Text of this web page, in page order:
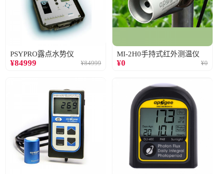
PSYPRO露点水势仪
¥84999 ¥84999
MI-2H0手持式红外测温仪
¥0 ¥0